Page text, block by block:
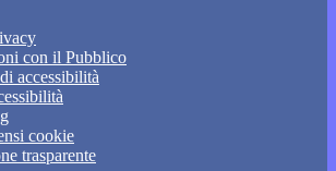
con il Pubblico
accessibilità
cookie
trasparente